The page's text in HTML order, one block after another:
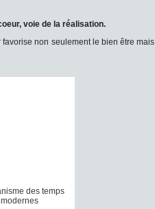
voie de la réalisation.
non seulement le bien être mais
des temps
modernes